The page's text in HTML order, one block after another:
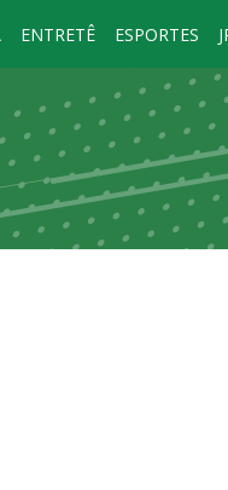
ENTRETÊ ESPORTES